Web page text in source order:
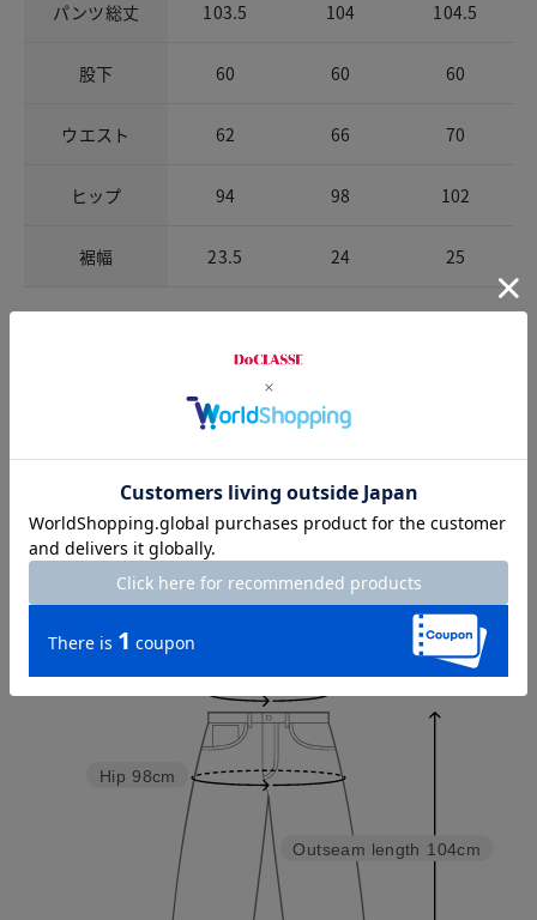
パンツ総丈 103.5 104 104.5
股下 60 60 60
ウエスト 62 66 70
ヒップ 94 98 102
裾幅 23.5 24 25
お店で試着する
チャット相談をする
Check the recommended size
Try this item on
Outseam length 104cm
Hip 98cm